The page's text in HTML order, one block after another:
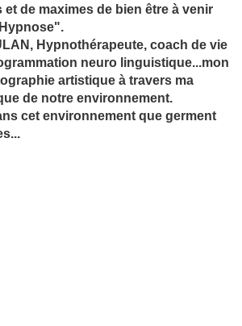
de maximes de bien être à venir
Hypnothérapeute, coach de vie
neuro linguistique...mon
artistique à travers ma
de notre environnement.
cet environnement que germent